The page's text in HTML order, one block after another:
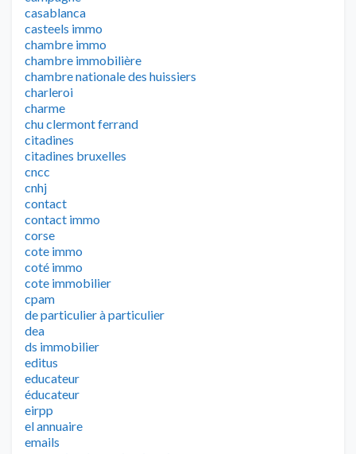
casablanca
casteels immo
chambre immo
chambre immobilière
chambre nationale des huissiers
charleroi
charme
chu clermont ferrand
citadines
citadines bruxelles
cncc
cnhj
contact
contact immo
corse
cote immo
coté immo
cote immobilier
cpam
de particulier à particulier
dea
ds immobilier
editus
educateur
éducateur
eirpp
el annuaire
emails